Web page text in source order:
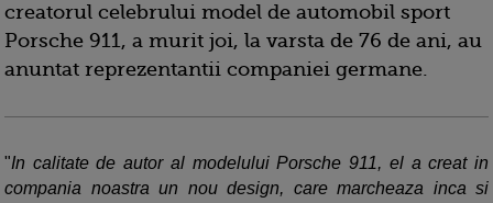
creatorul celebrului model de automobil sport
Porsche 911, a murit joi, la varsta de 76 de ani, au
anuntat reprezentantii companiei germane.
"In calitate de autor al modelului Porsche 911, el a creat in
compania noastra un nou design, care marcheaza inca si